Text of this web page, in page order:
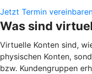
Jetzt Termin
Was sind
Virtuelle Konten sind,
physischen Konten,
bzw. Kundengruppen